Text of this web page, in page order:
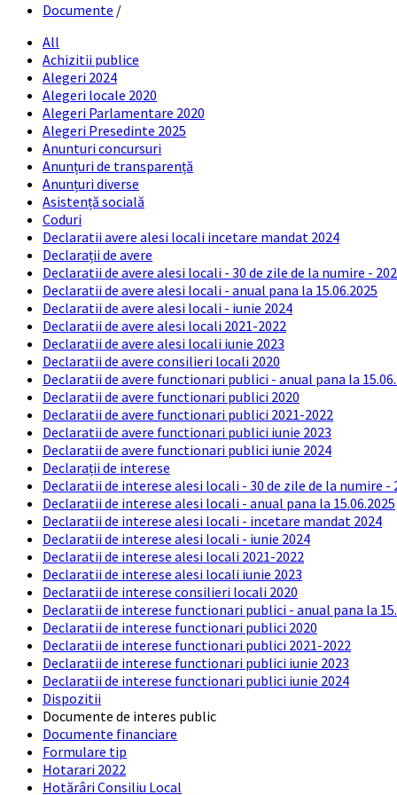
Documente /
All
Achizitii publice
Alegeri 2024
Alegeri locale 2020
Alegeri Parlamentare 2020
Alegeri Presedinte 2025
Anunturi concursuri
Anunțuri de transparență
Anunțuri diverse
Asistență socială
Coduri
Declaratii avere alesi locali incetare mandat 2024
Declarații de avere
Declaratii de avere alesi locali - 30 de zile de la numire -
Declaratii de avere alesi locali - anual pana la 15.06.2025
Declaratii de avere alesi locali - iunie 2024
Declaratii de avere alesi locali 2021-2022
Declaratii de avere alesi locali iunie 2023
Declaratii de avere consilieri locali 2020
Declaratii de avere functionari publici - anual pana la
Declaratii de avere functionari publici 2020
Declaratii de avere functionari publici 2021-2022
Declaratii de avere functionari publici iunie 2023
Declaratii de avere functionari publici iunie 2024
Declarații de interese
Declaratii de interese alesi locali - 30 de zile de la numire -
Declaratii de interese alesi locali - anual pana la 15.06.2025
Declaratii de interese alesi locali - incetare mandat 2024
Declaratii de interese alesi locali - iunie 2024
Declaratii de interese alesi locali 2021-2022
Declaratii de interese alesi locali iunie 2023
Declaratii de interese consilieri locali 2020
Declaratii de interese functionari publici - anual pana la
Declaratii de interese functionari publici 2020
Declaratii de interese functionari publici 2021-2022
Declaratii de interese functionari publici iunie 2023
Declaratii de interese functionari publici iunie 2024
Dispozitii
Documente de interes public
Documente financiare
Formulare tip
Hotarari 2022
Hotărâri Consiliu Local